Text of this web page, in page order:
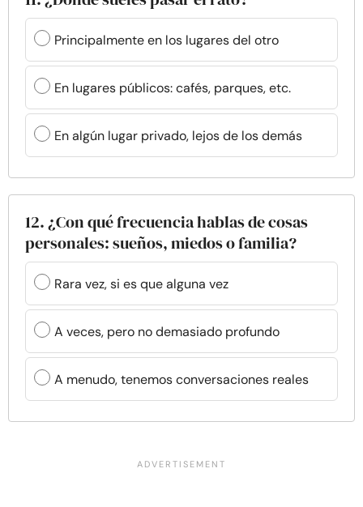
Principalmente en los lugares del otro
En lugares públicos: cafés, parques, etc.
En algún lugar privado, lejos de los demás
12. ¿Con qué frecuencia hablas de cosas
personales: sueños, miedos o familia?
Rara vez, si es que alguna vez
A veces, pero no demasiado profundo
A menudo, tenemos conversaciones reales